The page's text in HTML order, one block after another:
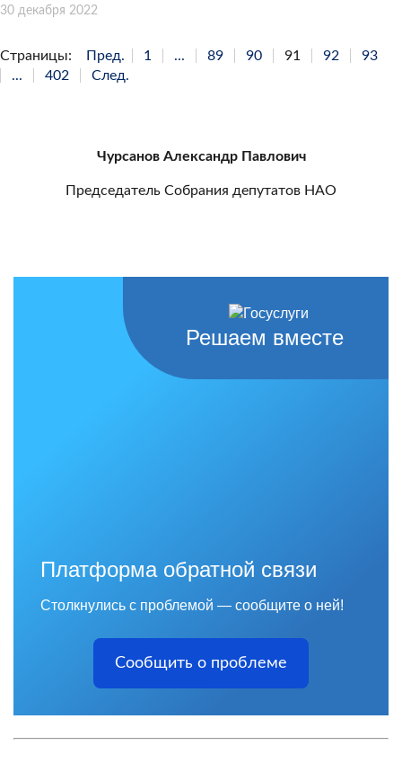
30 декабря 2022
Страницы: Пред. 1 ... 89 90 91 92
93
...
402 След.
Чурсанов Александр Павлович
Председатель Собрания депутатов НАО
Решаем вместе
Платформа обратной связи
Столкнулись с проблемой — сообщите о ней!
Сообщить о проблеме